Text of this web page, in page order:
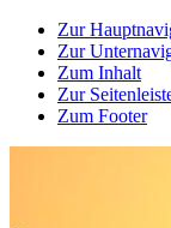
Zur
Zur
Zum Inhalt
Zur
Zum Footer